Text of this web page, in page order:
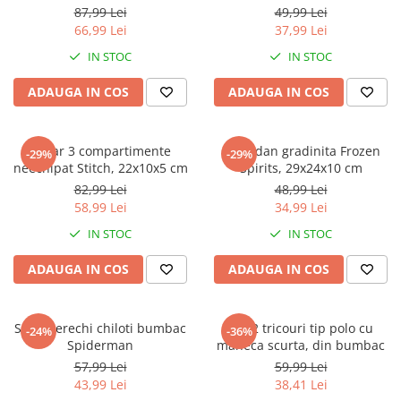
Star Wars
R-Walker
Pokemon
Baby Shark
Testoasele Ninja
Fireman Sam
Disney
Frozen Disney
Printesele Disney
Disney
Mickey Mouse Disney
Baby Shark
Pokemon
Pink Panther
Bing
Marie Cat
Skateboard
Casti protectie sport
Manusi sport
Vehicule
Casute si Locuri de joaca
Sporturi de interior
87,99 Lei
66,99 Lei
IN STOC
ADAUGA IN COS
49,99 Lei
37,99 Lei
IN STOC
ADAUGA IN COS
-29%
Penar 3 compartimente
neechipat Stitch, 22x10x5 cm
82,99 Lei
58,99 Lei
IN STOC
ADAUGA IN COS
-29%
Ghiozdan gradinita Frozen
Spirits, 29x24x10 cm
48,99 Lei
34,99 Lei
IN STOC
ADAUGA IN COS
-24%
Set 5 perechi chiloti bumbac
Spiderman
57,99 Lei
43,99 Lei
-36%
Set 2 tricouri tip polo cu
maneca scurta, din bumbac
59,99 Lei
38,41 Lei